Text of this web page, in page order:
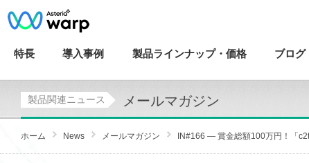
特長 導入事例 製品ラインナップ・ 価格 ブログ
製品関連ニュース メールマガジン
ホーム News メールマガジン IN#166 — 賞金総額100万円！「